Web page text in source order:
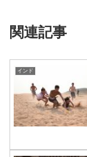
関連記事
インド